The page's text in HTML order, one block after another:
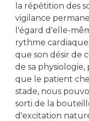
la répétition des
vigilance
l'égard d'elle-
rythme
que son désir de
de sa
que le patient
stade, nous
sorti de la
d'excitation